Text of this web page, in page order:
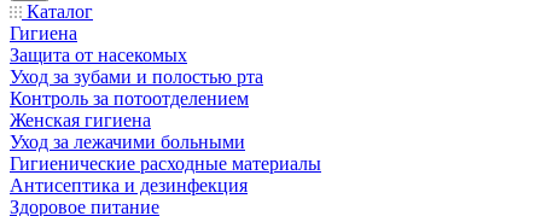
Каталог
Гигиена
Защита от насекомых
Уход за зубами и полостью рта
Контроль за потоотделением
Женская гигиена
Уход за лежачими больными
Гигиенические расходные материалы
Антисептика и дезинфекция
Здоровое питание